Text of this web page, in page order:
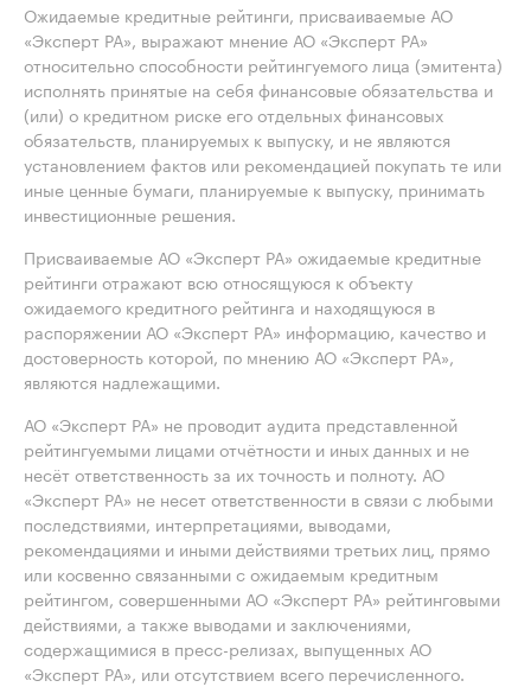
Ожидаемые кредитные рейтинги, присваиваемые АО
«Эксперт РА», выражают мнение АО «Эксперт РА»
относительно способности рейтингуемого лица (эмитента)
исполнять принятые на себя финансовые обязательства и
(или) о кредитном риске его отдельных финансовых
обязательств, планируемых к выпуску, и не являются
установлением фактов или рекомендацией покупать те или
иные ценные бумаги, планируемые к выпуску, принимать
инвестиционные решения.
Присваиваемые АО «Эксперт РА» ожидаемые кредитные
рейтинги отражают всю относящуюся к объекту
ожидаемого кредитного рейтинга и находящуюся в
распоряжении АО «Эксперт РА» информацию, качество и
достоверность которой, по мнению АО «Эксперт РА»,
являются надлежащими.
АО «Эксперт РА» не проводит аудита представленной
рейтингуемыми лицами отчётности и иных данных и не
несёт ответственность за их точность и полноту. АО
«Эксперт РА» не несет ответственности в связи с любыми
последствиями, интерпретациями, выводами,
рекомендациями и иными действиями третьих лиц, прямо
или косвенно связанными с ожидаемым кредитным
рейтингом, совершенными АО «Эксперт РА» рейтинговыми
действиями, а также выводами и заключениями,
содержащимися в пресс-релизах, выпущенных АО
«Эксперт РА», или отсутствием всего перечисленного.